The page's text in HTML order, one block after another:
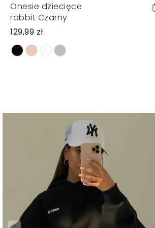
Onesie dziecięce
rabbit Czarny
129,99 zł